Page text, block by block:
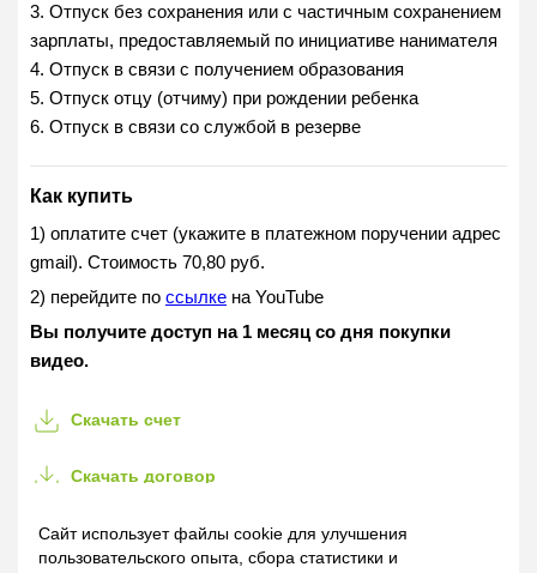
Сайт использует файлы cookie для улучшения
пользовательского опыта, сбора статистики и
3. Отпуск без сохранения или с частичным сохранением
зарплаты, предоставляемый по инициативе нанимателя
4. Отпуск в связи с получением образования
5. Отпуск отцу (отчиму) при рождении ребенка
6. Отпуск в связи со службой в резерве
Как купить
1) оплатите счет (укажите в платежном поручении адрес
gmail). Стоимость 70,80 руб.
2) перейдите по ссылке на YouTube
Вы получите доступ на 1 месяц со дня покупки
видео.
Скачать счет
Скачать договор
Назначение платежа (для копирования):
Оказание информационной услуги в форме